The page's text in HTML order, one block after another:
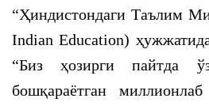
“Ҳиндистондаги Таълим
Indian Education)
“Биз ҳозирги пайтда
бошқараётган